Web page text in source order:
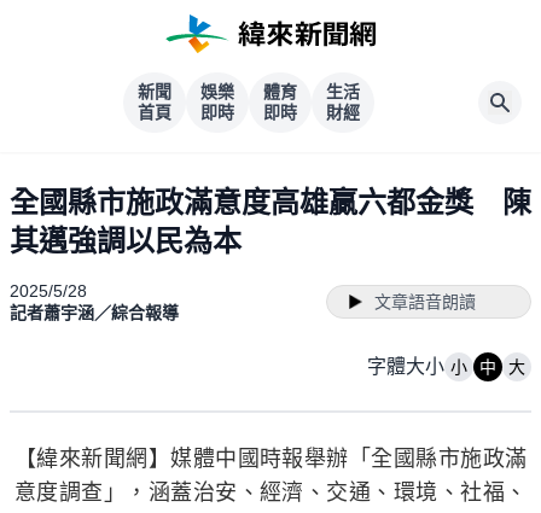
新聞
首頁
娛樂
即時
體育
即時
生活
財經
全國縣市施政滿意度高雄贏六都金獎 陳
其邁強調以民為本
2025/5/28
記者蕭宇涵／綜合報導
文章語音朗讀
字體大小 小 中 大
【緯來新聞網】媒體中國時報舉辦「全國縣市施政滿
意度調查」，涵蓋治安、經濟、交通、環境、社福、